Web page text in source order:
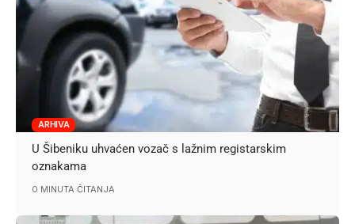
ARHIVA
U Šibeniku uhvaćen vozač s lažnim registarskim
oznakama
0 MINUTA ČITANJA